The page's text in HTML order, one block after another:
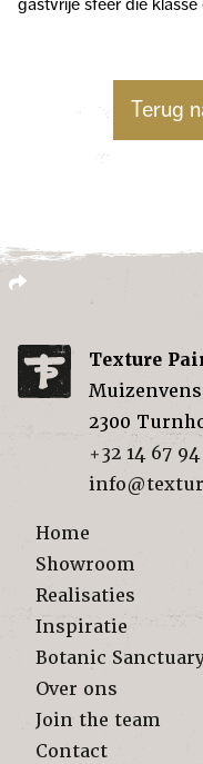
gastvrije sfeer die
Terug
Texture
2300
+32 14 67
Home
Showroom
Realisaties
Inspiratie
Botanic
Over ons
Join the team
Contact